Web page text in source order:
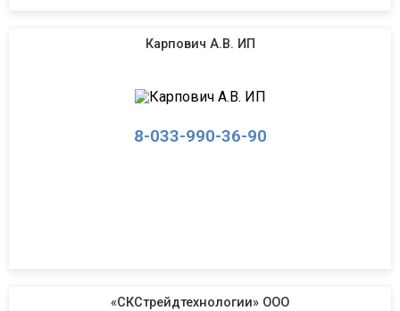
Карпович А.В. ИП
8-033-990-36-90
«СКСтрейдтехнологии» ООО